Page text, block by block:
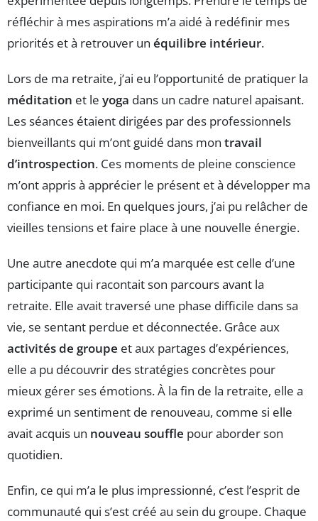
réfléchir à mes aspirations m’a aidé à redéfinir mes
priorités et à retrouver un équilibre intérieur.
Lors de ma retraite, j’ai eu l’opportunité de pratiquer la
méditation et le yoga dans un cadre naturel apaisant.
Les séances étaient dirigées par des professionnels
bienveillants qui m’ont guidé dans mon travail
d’introspection. Ces moments de pleine conscience
m’ont appris à apprécier le présent et à développer ma
confiance en moi. En quelques jours, j’ai pu relâcher de
vieilles tensions et faire place à une nouvelle énergie.
Une autre anecdote qui m’a marquée est celle d’une
participante qui racontait son parcours avant la
retraite. Elle avait traversé une phase difficile dans sa
vie, se sentant perdue et déconnectée. Grâce aux
activités de groupe et aux partages d’expériences,
elle a pu découvrir des stratégies concrètes pour
mieux gérer ses émotions. À la fin de la retraite, elle a
exprimé un sentiment de renouveau, comme si elle
avait acquis un nouveau souffle pour aborder son
quotidien.
Enfin, ce qui m’a le plus impressionné, c’est l’esprit de
communauté qui s’est créé au sein du groupe. Chaque